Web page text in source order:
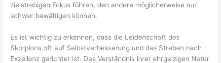
zielstrebigen Fokus führen, den andere möglicherweise nur
schwer bewältigen können.
Es ist wichtig zu erkennen, dass die Leidenschaft des
Skorpions oft auf Selbstverbesserung und das Streben nach
Exzellenz gerichtet ist. Das Verständnis ihrer ehrgeizigen Natur